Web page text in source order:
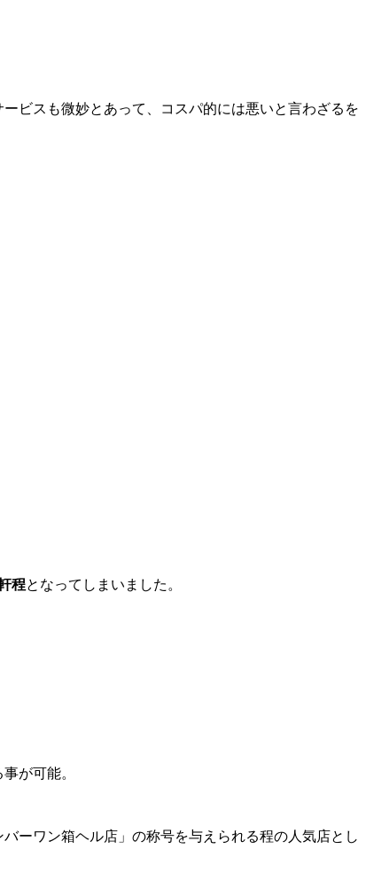
ビスも微妙とあって、コスパ的には悪いと言わざるを
程となってしまいました。
が可能。
ーワン箱ヘル店」の称号を与えられる程の人気店とし